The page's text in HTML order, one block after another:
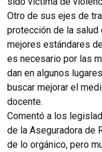
Otro de sus ejes de
protección de la salud
mejores estándares
es necesario por las
dan en algunos
buscar mejorar el
docente.
Comentó a los
de la Aseguradora de
de lo orgánico, pero